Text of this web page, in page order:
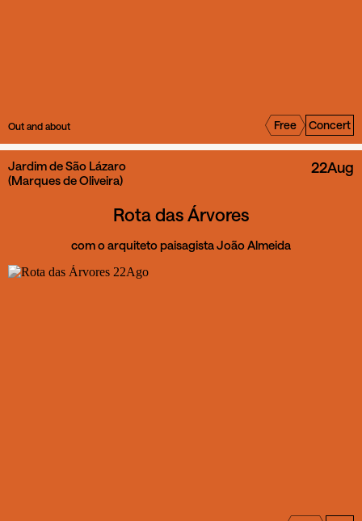
Out and about Free Concert
Jardim de São Lázaro
(Marques de Oliveira)
22Aug
Rota das Árvores
com o arquiteto paisagista João Almeida